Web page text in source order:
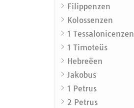
Filippenzen
Kolossenzen
1 Tessalonicenzen
1 Timoteüs
Hebreëen
Jakobus
1 Petrus
2 Petrus